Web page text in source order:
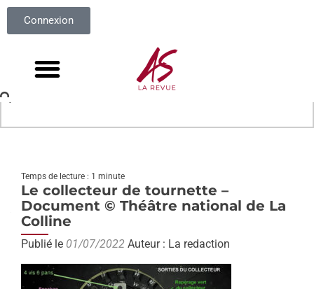
Connexion
Temps de lecture : 1 minute
Le collecteur de tournette –
Document © Théâtre national de La
Colline
Publié le 01/07/2022 Auteur : La redaction